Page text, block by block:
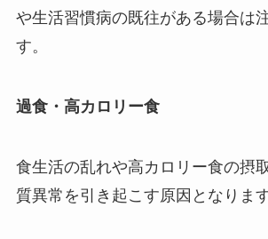
や生活習慣病の既往がある場合は
す。
過食・高カロリー食
食生活の乱れや高カロリー食の摂
質異常を引き起こす原因となります